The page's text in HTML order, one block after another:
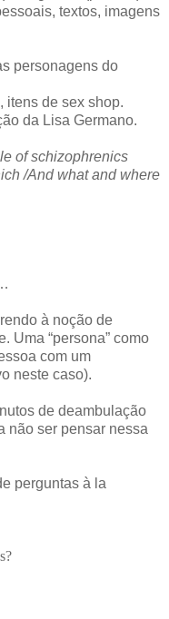
textos, imagens
personagens do
itens de sex shop.
da Lisa Germano.
of schizophrenics
/And what and where
à noção de
Uma “persona” como
com um
neste caso).
de deambulação
não ser pensar nessa
perguntas à la